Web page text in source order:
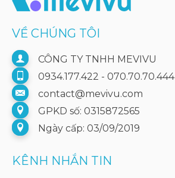
VỀ CHÚNG TÔI
CÔNG TY TNHH MEVIVU
0934.177.422 - 070.70.70.444
contact@mevivu.com
GPKD số: 0315872565
Ngày cấp: 03/09/2019
KÊNH NHẮN TIN